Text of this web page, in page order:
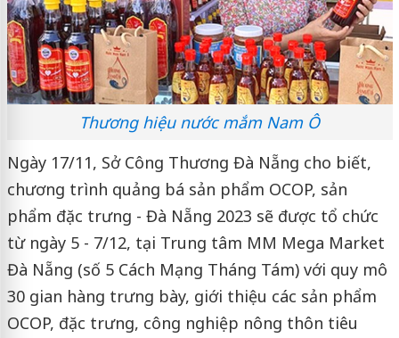
Thương hiệu nước mắm Nam Ô
Ngày 17/11, Sở Công Thương Đà Nẵng cho biết,
chương trình quảng bá sản phẩm OCOP, sản
phẩm đặc trưng - Đà Nẵng 2023 sẽ được tổ chức
từ ngày 5 - 7/12, tại Trung tâm MM Mega Market
Đà Nẵng (số 5 Cách Mạng Tháng Tám) với quy mô
30 gian hàng trưng bày, giới thiệu các sản phẩm
OCOP, đặc trưng, công nghiệp nông thôn tiêu